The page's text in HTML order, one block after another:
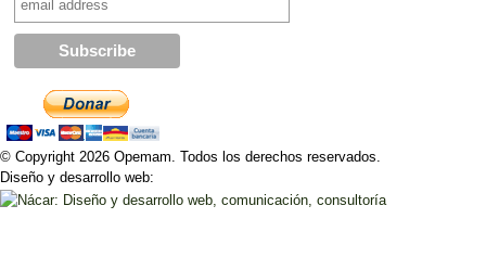
© Copyright 2026 Opemam. Todos los derechos reservados.
Diseño y desarrollo web: